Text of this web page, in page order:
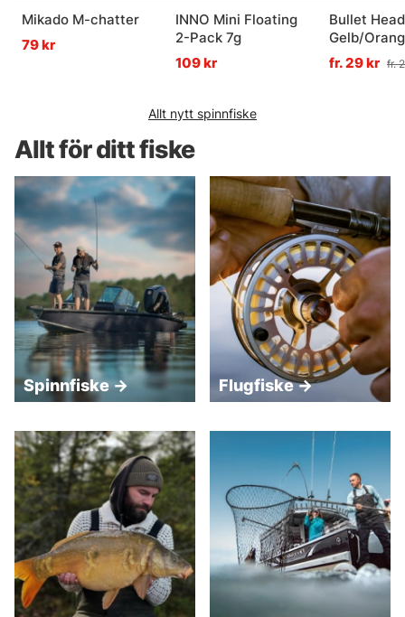
Mikado M-chatter
79 kr
INNO Mini Floating
2-Pack 7g
109 kr
Bullet
Gelb/
fr. 29 kr fr.
Allt nytt spinnfiske
Allt för ditt fiske
Spinnfiske → Flugfiske →